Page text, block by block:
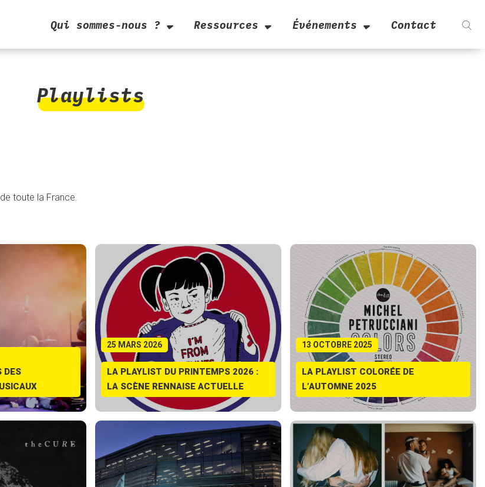
Qui sommes-nous ? Ressources Événements Contact
Playlists
toute la France.
DES
25 MARS 2026
LA PLAYLIST DU PRINTEMPS 2026 :
LA SCÈNE RENNAISE ACTUELLE
13 OCTOBRE 2025
LA PLAYLIST COLORÉE DE
L’AUTOMNE 2025